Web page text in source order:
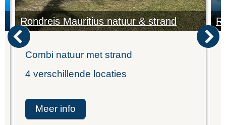
Rondreis Mauritius natuur & strand
Combi natuur met strand
4 verschillende locaties
meer info